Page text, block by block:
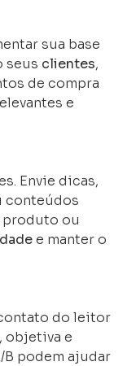
sua base
seus clientes,
de compra
e
Envie dicas,
conteúdos
produto ou
e manter o
do leitor
objetiva e
podem ajudar